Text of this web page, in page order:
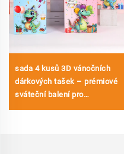
sada 4 kusů 3D vánočních
dárkových tašek – prémiové
sváteční balení pro